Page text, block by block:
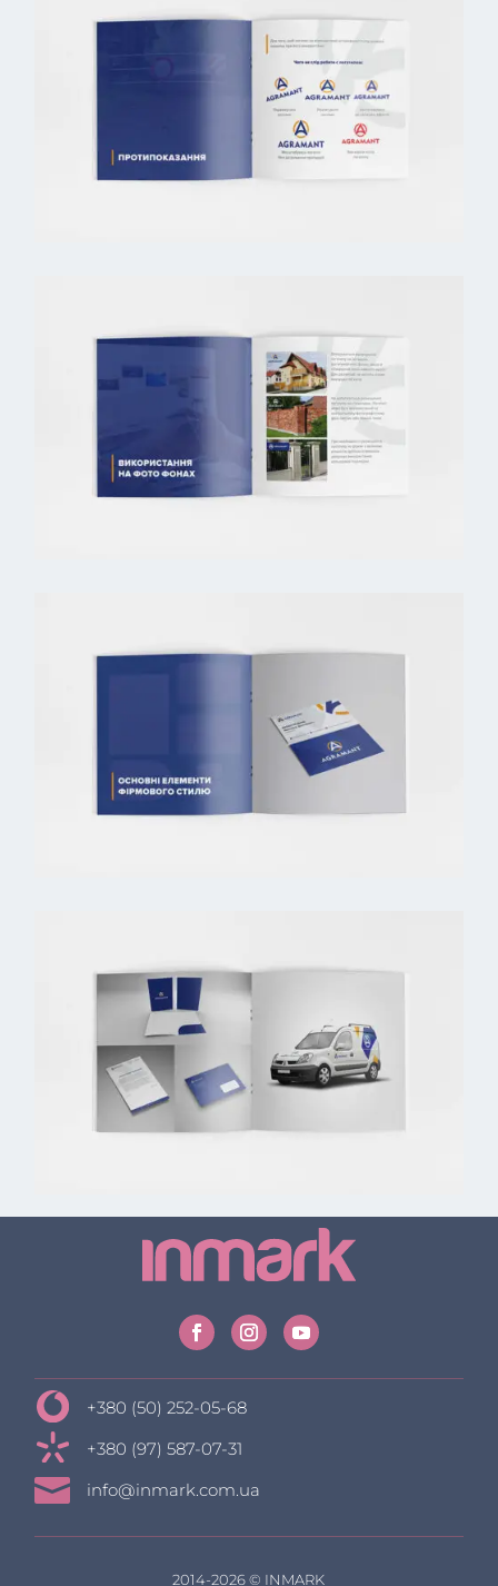
+380 (50) 252-05-68
+380 (97) 587-07-31
 info@inmark.com.ua
2014-2026 © INMARK